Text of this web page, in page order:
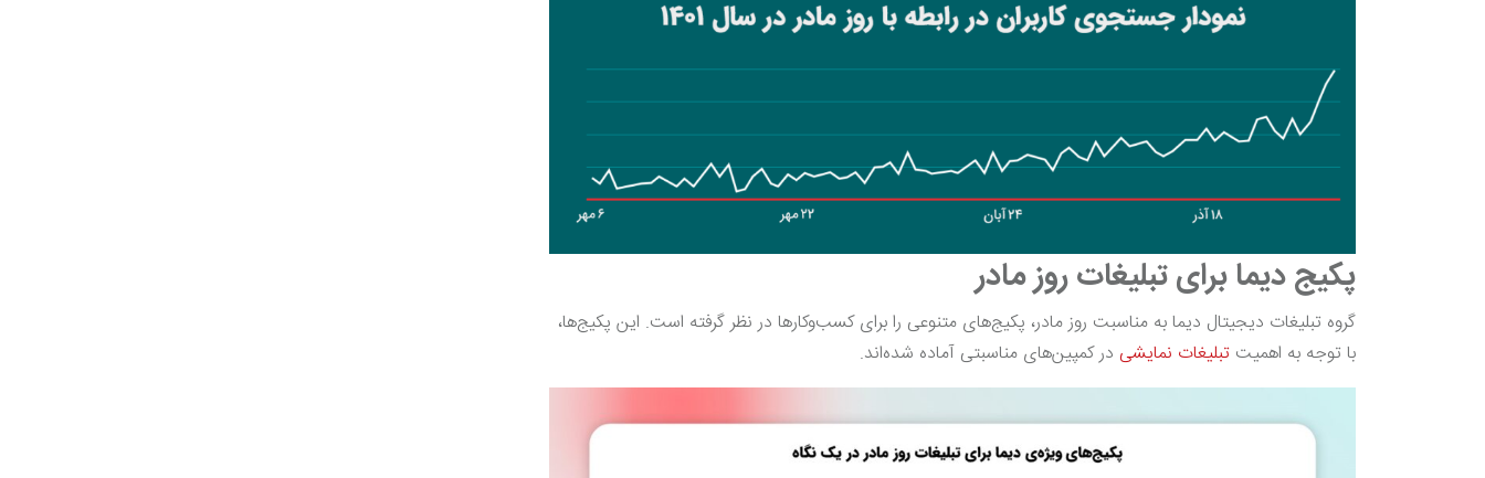
پکیج دیما برای تبلیغات روز مادر
گروه تبلیغات دیجیتال دیما به مناسبت روز مادر، پکیج‌های متنوعی را برای کسب‌وکارها در نظر گرفته است. این پکیج‌ها،
با توجه به اهمیت تبلیغات نمایشی در کمپین‌های مناسبتی آماده شده‌اند.